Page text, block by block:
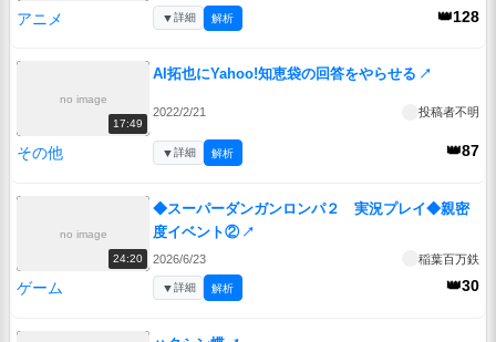
アニメ 👑128
▼詳細 解析
no image
17:49
AI拓也にYahoo!知恵袋の回答をやらせる ↗
2022/2/21 投稿者不明
その他 👑87
▼詳細 解析
no image
24:20
◆スーパーダンガンロンパ２ 実況プレイ◆親密
度イベント② ↗
2026/6/23 稲葉百万鉄
ゲーム 👑30
▼詳細 解析